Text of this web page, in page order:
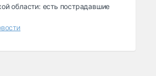
области: есть пострадавшие